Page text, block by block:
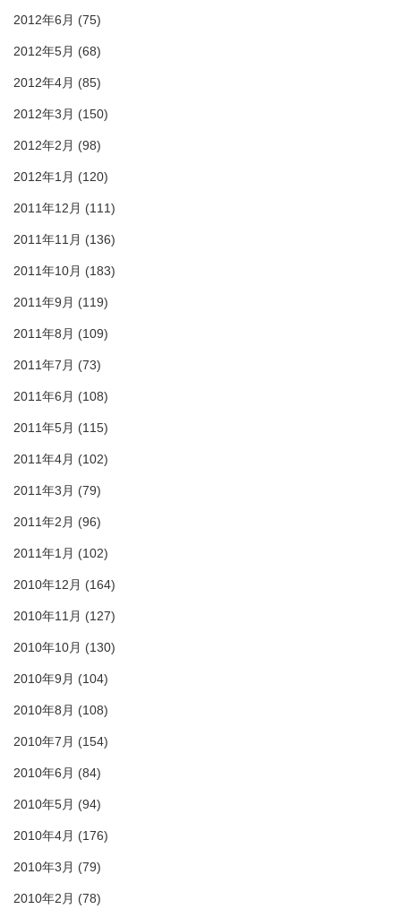
2012年6月 (75)
2012年5月 (68)
2012年4月 (85)
2012年3月 (150)
2012年2月 (98)
2012年1月 (120)
2011年12月 (111)
2011年11月 (136)
2011年10月 (183)
2011年9月 (119)
2011年8月 (109)
2011年7月 (73)
2011年6月 (108)
2011年5月 (115)
2011年4月 (102)
2011年3月 (79)
2011年2月 (96)
2011年1月 (102)
2010年12月 (164)
2010年11月 (127)
2010年10月 (130)
2010年9月 (104)
2010年8月 (108)
2010年7月 (154)
2010年6月 (84)
2010年5月 (94)
2010年4月 (176)
2010年3月 (79)
2010年2月 (78)